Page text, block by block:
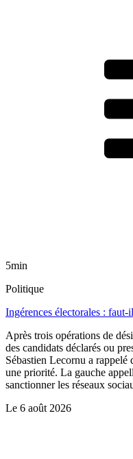
5min
Politique
Ingérences électorales :
Après trois opérations de
des candidats déclarés ou
Sébastien Lecornu a rappelé
une priorité. La gauche
sanctionner les réseaux
Le 6 août 2026